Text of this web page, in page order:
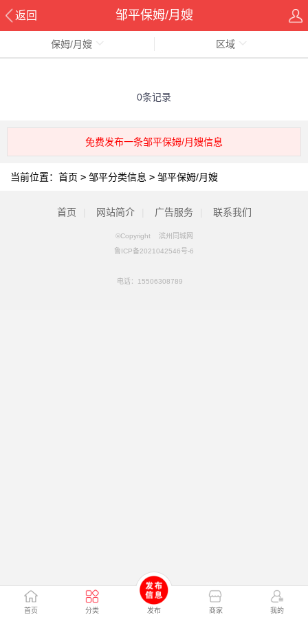
返回 邹平保姆/月嫂
首页 分类 发布 商家 我的
保姆/月嫂 区域
0条记录
免费发布一条邹平保姆/月嫂信息
当前位置： 首页 > 邹平分类信息 > 邹平保姆/月嫂
首页 网站简介 广告服务 联系我们
©Copyright 滨州同城网
鲁ICP备2021042546号-6
电话： 15506308789